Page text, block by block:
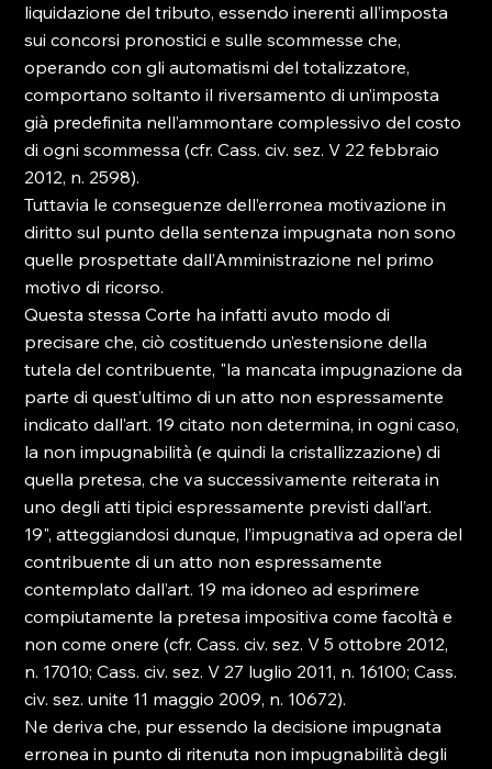
liquidazione del tributo, essendo inerenti all’imposta
sui concorsi pronostici e sulle scommesse che,
operando con gli automatismi del totalizzatore,
comportano soltanto il riversamento di un’imposta
già predefinita nell’ammontare complessivo del costo
di ogni scommessa (cfr. Cass. civ. sez. V 22 febbraio
2012, n. 2598).
Tuttavia le conseguenze dell’erronea motivazione in
diritto sul punto della sentenza impugnata non sono
quelle prospettate dall’Amministrazione nel primo
motivo di ricorso.
Questa stessa Corte ha infatti avuto modo di
precisare che, ciò costituendo un’estensione della
tutela del contribuente, "la mancata impugnazione da
parte di quest’ultimo di un atto non espressamente
indicato dall’art. 19 citato non determina, in ogni caso,
la non impugnabilità (e quindi la cristallizzazione) di
quella pretesa, che va successivamente reiterata in
uno degli atti tipici espressamente previsti dall’art.
19", atteggiandosi dunque, l’impugnativa ad opera del
contribuente di un atto non espressamente
contemplato dall’art. 19 ma idoneo ad esprimere
compiutamente la pretesa impositiva come facoltà e
non come onere (cfr. Cass. civ. sez. V 5 ottobre 2012,
n. 17010; Cass. civ. sez. V 27 luglio 2011, n. 16100; Cass.
civ. sez. unite 11 maggio 2009, n. 10672).
Ne deriva che, pur essendo la decisione impugnata
erronea in punto di ritenuta non impugnabilità degli